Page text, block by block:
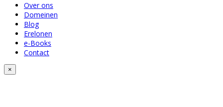
Over ons
Domeinen
Blog
Erelonen
e-Books
Contact
×